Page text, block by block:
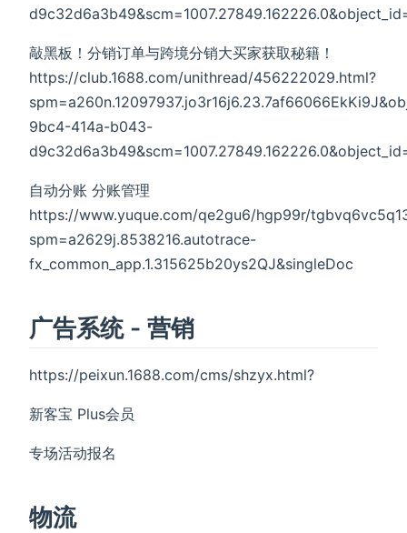
敲黑板！分销订单与跨境分销大买家获取秘籍！
https://club.1688.com/unithread/456222029.html?
9bc4-414a-b043-
自动分账 分账管理
https://www.yuque.com/qe2gu6/hgp99r/
spm=a2629j.8538216.autotrace-
fx_common_app.1.315625b20ys2QJ&singleDoc
广告系统 - 营销
https://peixun.1688.com/cms/shzyx.html?
新客宝 Plus会员
专场活动报名
物流